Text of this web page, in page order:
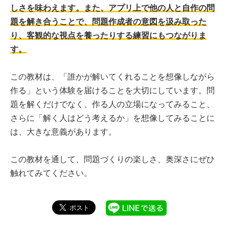
しさを味わえます。また、アプリ上で他の人と自作の問
題を解き合うことで、問題作成者の意図を汲み取った
り、客観的な視点を養ったりする練習にもつながりま
す。
この教材は、「誰かが解いてくれることを想像しながら
作る」という体験を届けることを大切にしています。問
題を解くだけでなく、作る人の立場になってみること、
さらに「解く人はどう考えるか」を想像してみることに
は、大きな意義があります。
この教材を通して、問題づくりの楽しさ、奥深さにぜひ
触れてみてください。